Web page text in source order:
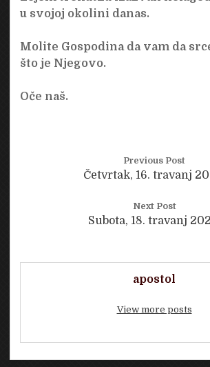
u svojoj okolini danas.
Molite Gospodina da vam da
što je Njegovo.
Oče naš.
Previous Post
Četvrtak, 16. travanj
Next Post
Subota, 18. travanj
apostol
View more posts